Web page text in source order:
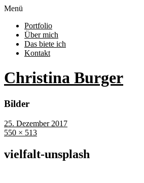
Menü
Portfolio
Über mich
Das biete ich
Kontakt
Christina Burger
Bilder
25. Dezember 2017
550 × 513
vielfalt-unsplash